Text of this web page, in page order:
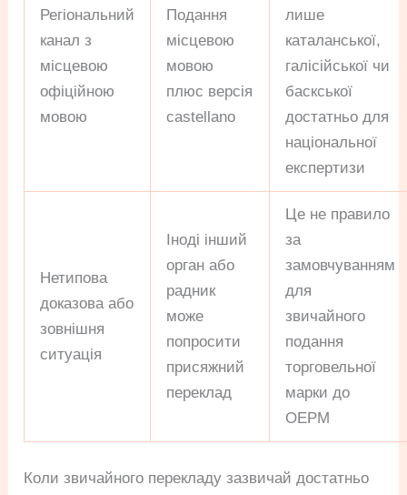
Регіональний
канал з
місцевою
офіційною
мовою
Подання
місцевою
мовою
плюс версія
castellano
лише
каталанської,
галісійської чи
баскської
достатньо для
національної
експертизи
Нетипова
доказова або
зовнішня
ситуація
Іноді інший
орган або
радник
може
попросити
присяжний
переклад
Це не правило
за
замовчуванням
для
звичайного
подання
торговельної
марки до
OEPM
Коли звичайного перекладу зазвичай достатньо